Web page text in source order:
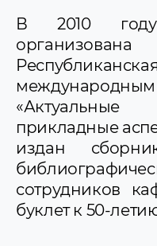
В 2010
прикладные
издан
сотрудников
буклет к 50-